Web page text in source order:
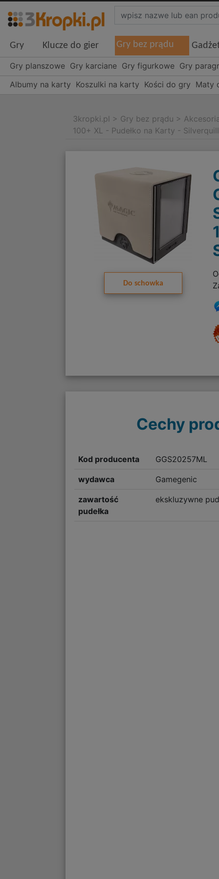
Gry Klucze do gier Gry bez prądu
Gry planszowe Gry karciane Gry figurkowe Gry
Albumy na karty Koszulki na karty Kości do gry Maty
3kropki.pl > Gry bez prądu >
100+ XL - Pudełko na Karty - Silverquill
Do schowka
Cechy
Kod producenta GGS20257ML
wydawca Gamegenic
zawartość
pudełka
ekskluzywne